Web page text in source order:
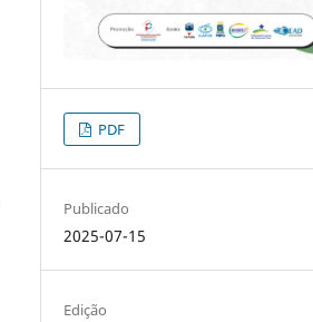
PDF
Publicado
2025-07-15
Edição